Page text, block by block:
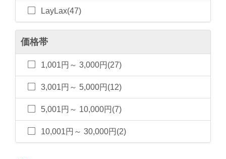
LayLax(47)
価格帯
1,001円～ 3,000円(27)
3,001円～ 5,000円(12)
5,001円～ 10,000円(7)
10,001円～ 30,000円(2)